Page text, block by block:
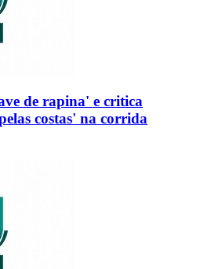
de rapina' e critica
costas' na corrida